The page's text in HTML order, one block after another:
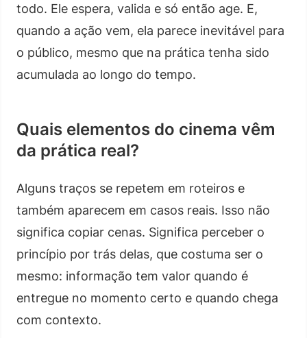
todo. Ele espera, valida e só então age. E,
quando a ação vem, ela parece inevitável para
o público, mesmo que na prática tenha sido
acumulada ao longo do tempo.
Quais elementos do cinema vêm
da prática real?
Alguns traços se repetem em roteiros e
também aparecem em casos reais. Isso não
significa copiar cenas. Significa perceber o
princípio por trás delas, que costuma ser o
mesmo: informação tem valor quando é
entregue no momento certo e quando chega
com contexto.